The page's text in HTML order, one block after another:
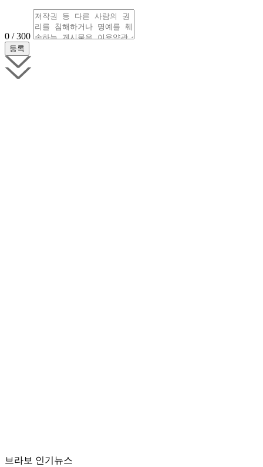
0 / 300
브라보 인기뉴스